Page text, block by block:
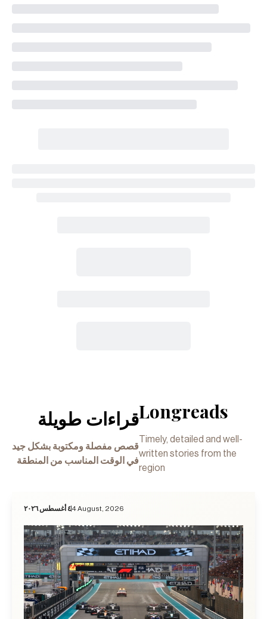
قراءات طويلة
قصص مفصلة ومكتوبة بشكل جيد
في الوقت المناسب من المنطقة
Longreads
Timely, detailed and well-
written stories from the
region
٤ أغسطس ٢٠٢٦4 August, 2026